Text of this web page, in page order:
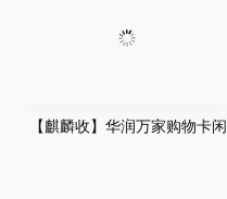
【麒麟收】华润万家购物卡闲